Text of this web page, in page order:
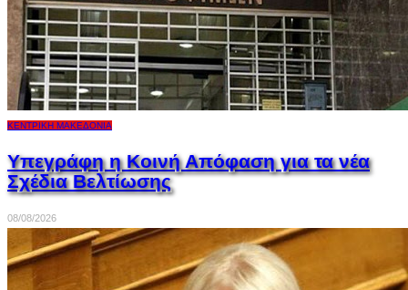
ΚΕΝΤΡΙΚΉ ΜΑΚΕΔΟΝΊΑ
Υπεγράφη η Κοινή Απόφαση για τα νέα
Σχέδια Βελτίωσης
08/08/2026